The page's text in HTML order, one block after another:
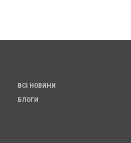
ВСІ НОВИНИ
БЛОГИ